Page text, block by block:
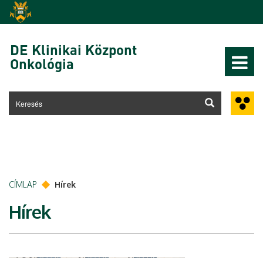
Ugrás a tartalomra
DE Klinikai Központ
Onkológia
CÍMLAP Hírek
Hírek